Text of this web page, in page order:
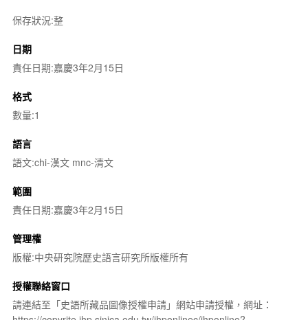
保存狀況:整
日期
責任日期:嘉慶3年2月15日
格式
數量:1
語言
語文:chi-漢文 mnc-清文
範圍
責任日期:嘉慶3年2月15日
管理權
版權:中央研究院歷史語言研究所版權所有
授權聯絡窗口
請連結至「史語所藏品圖像授權申請」網站申請授權，網址：